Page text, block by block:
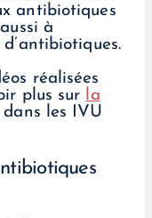
antibiotiques
à
réalisées
plus sur la
dans les IVU